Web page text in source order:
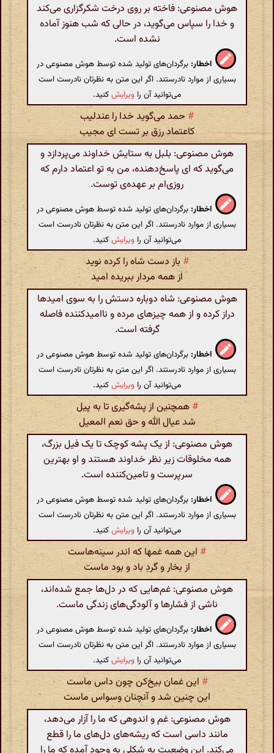
هوش مصنوعی: فاخته بر روی درخت شکرگزاری می‌کند
و خدا را سپاس می‌گوید، در حالی که شب هنوز آماده
نشده است.
اخطار: برگردان‌های تولید شده توسط هوش مصنوعی در
بسیاری از موارد نادرستند. اگر این متن به نظرتان نادرست است
می‌توانید آن را ویرایشکنید.
# حمد می‌گوید خدا را عندلیب
کاعتماد رزق بر تست ای مجیب
هوش مصنوعی: بلبل به ستایش خداوند می‌پردازد و
می‌گوید که ای پاسخ‌دهنده، من به تو اعتماد دارم که
روزی‌ام بر عهده‌ی توست.
اخطار: برگردان‌های تولید شده توسط هوش مصنوعی در
بسیاری از موارد نادرستند. اگر این متن به نظرتان نادرست است
می‌توانید آن را ویرایشکنید.
# باز دست شاه را کرده نوید
از همه مردار ببریده امید
هوش مصنوعی: شاه دوباره دستش را به سوی امیدها
دراز کرده و از همه چیزهای مرده و ناامیدکننده فاصله
گرفته است.
اخطار: برگردان‌های تولید شده توسط هوش مصنوعی در
بسیاری از موارد نادرستند. اگر این متن به نظرتان نادرست است
می‌توانید آن را ویرایشکنید.
# همچنین از پشه‌گیری تا به پیل
شد عیال الله و حق نعم المعیل
هوش مصنوعی: از یک پشه کوچک تا یک فیل بزرگ،
همه مخلوقات زیر نظر خداوند هستند و او بهترین
سرپرست و تامین‌کننده است.
اخطار: برگردان‌های تولید شده توسط هوش مصنوعی در
بسیاری از موارد نادرستند. اگر این متن به نظرتان نادرست است
می‌توانید آن را ویرایشکنید.
# این همه غمها که اندر سینه‌هاست
از بخار و گردِ باد و بود ماست
هوش مصنوعی: غم‌هایی که در دل‌ها جمع شده‌اند،
ناشی از فشارها و آلودگی‌های زندگی ماست.
اخطار: برگردان‌های تولید شده توسط هوش مصنوعی در
بسیاری از موارد نادرستند. اگر این متن به نظرتان نادرست است
می‌توانید آن را ویرایشکنید.
# این غمان بیخ‌کن چون داس ماست
این چنین شد و آنچنان وسواس ماست
هوش مصنوعی: غم و اندوهی که ما را آزار می‌دهد،
مانند داسی است که ریشه‌های دل‌های ما را قطع